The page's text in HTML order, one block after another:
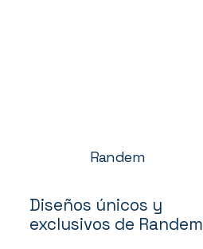
Randem
Diseños únicos y
exclusivos de Randem